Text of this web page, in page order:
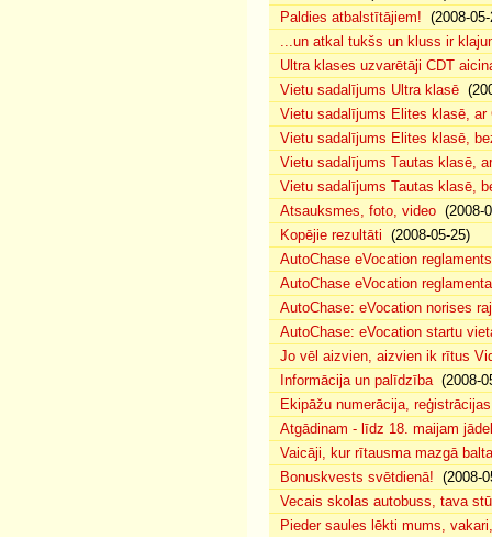
Paldies atbalstītājiem! (2008-
...un atkal tukšs un kluss ir
Ultra klases uzvarētāji CDT
Vietu sadalījums Ultra klasē
Vietu sadalījums Elites klasē, ar
Vietu sadalījums Elites klasē,
Vietu sadalījums Tautas klasē,
Vietu sadalījums Tautas klasē,
Atsauksmes, foto, video (2008-
Kopējie rezultāti (2008-05-25)
AutoChase eVocation reglaments
AutoChase eVocation
AutoChase: eVocation norises
AutoChase: eVocation startu
Jo vēl aizvien, aizvien ik rītus
Informācija un palīdzība(2008-
Ekipāžu numerācija,
Atgādinam - līdz 18. maijam
Vaicāji, kur rītausma mazgā
Bonuskvests svētdienā! (2008-
Vecais skolas autobuss, tava
Pieder saules lēkti mums,